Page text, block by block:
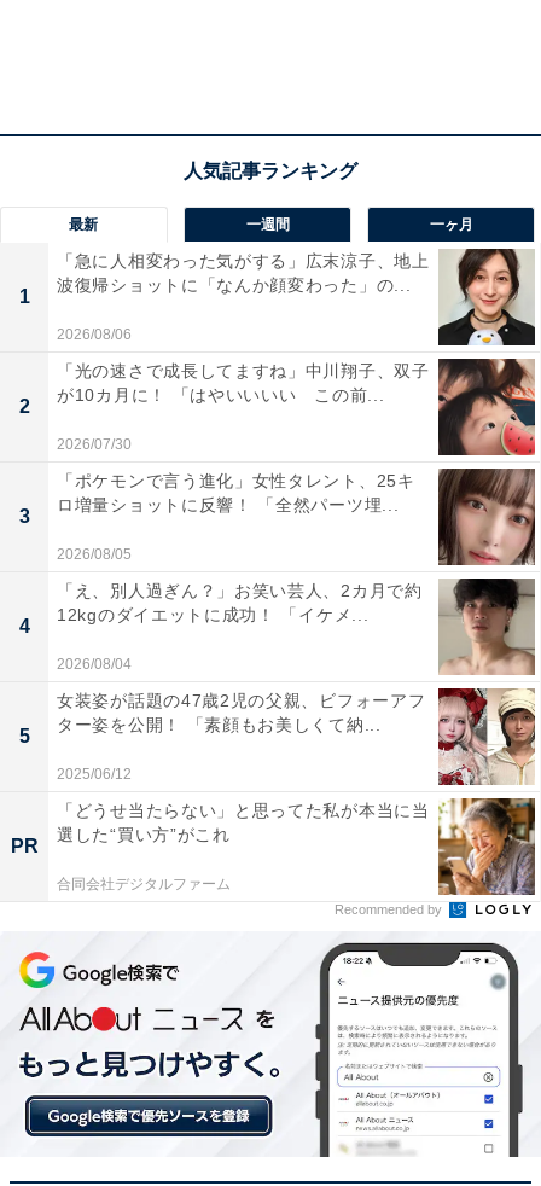
最新 一週間 一ヶ月
1
「急に人相変わった気がする」広末涼子、地上
波復帰ショットに「なんか顔変わった」の...
2026/08/06
2
「光の速さで成長してますね」中川翔子、双子
が10カ月に！ 「はやいいいい この前...
2026/07/30
3
「ポケモンで言う進化」女性タレント、25キ
ロ増量ショットに反響！ 「全然パーツ埋...
2026/08/05
4
「え、別人過ぎん？」お笑い芸人、2カ月で約
12kgのダイエットに成功！ 「イケメ...
2026/08/04
5
女装姿が話題の47歳2児の父親、ビフォーアフ
ター姿を公開！ 「素顔もお美しくて納...
2025/06/12
PR
「どうせ当たらない」と思ってた私が本当に当
選した“買い方”がこれ
合同会社デジタルファーム
Recommended by